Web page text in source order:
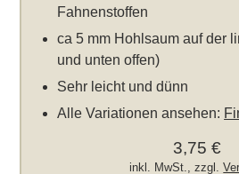
Fahnenstoffen
ca 5 mm Hohlsaum auf der
und unten offen)
Sehr leicht und dünn
Alle Variationen ansehen:
3,75 €
inkl. MwSt., zzgl.